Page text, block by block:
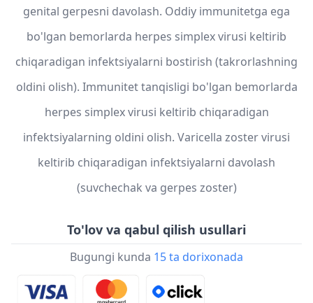
genital gerpesni davolash. Oddiy immunitetga ega
bo'lgan bemorlarda herpes simplex virusi keltirib
chiqaradigan infektsiyalarni bostirish (takrorlashning
oldini olish). Immunitet tanqisligi bo'lgan bemorlarda
herpes simplex virusi keltirib chiqaradigan
infektsiyalarning oldini olish. Varicella zoster virusi
keltirib chiqaradigan infektsiyalarni davolash
(suvchechak va gerpes zoster)
To'lov va qabul qilish usullari
Bugungi kunda 15 ta dorixonada